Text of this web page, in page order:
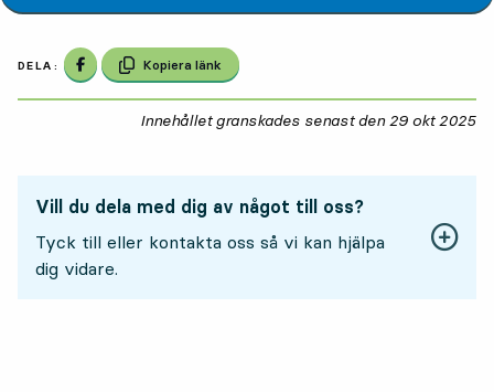
DELA: Dela på Facebook
Kopiera länk
Innehållet granskades senast den 29 okt 2025
Vill du dela med dig av något till oss?
Tyck till eller kontakta oss så vi kan hjälpa
dig vidare.